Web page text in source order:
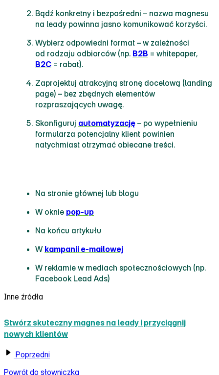
Bądź konkretny i bezpośredni – nazwa magnesu
na leady powinna jasno komunikować korzyści.
Wybierz odpowiedni format – w zależności
od rodzaju odbiorców (np. B2B = whitepaper,
B2C = rabat).
Zaprojektuj atrakcyjną stronę docelową (landing
page) – bez zbędnych elementów
rozpraszających uwagę.
Skonfiguruj automatyzację – po wypełnieniu
formularza potencjalny klient powinien
natychmiast otrzymać obiecane treści.
Na stronie głównej lub blogu
W oknie pop‑up
Na końcu artykułu
W kampanii e‑mailowej
W reklamie w mediach społecznościowych (np.
Facebook Lead Ads)
Inne źródła
Stwórz skuteczny magnes na leady i przyciągnij
nowych klientów
Poprzedni
Powrót do słowniczka